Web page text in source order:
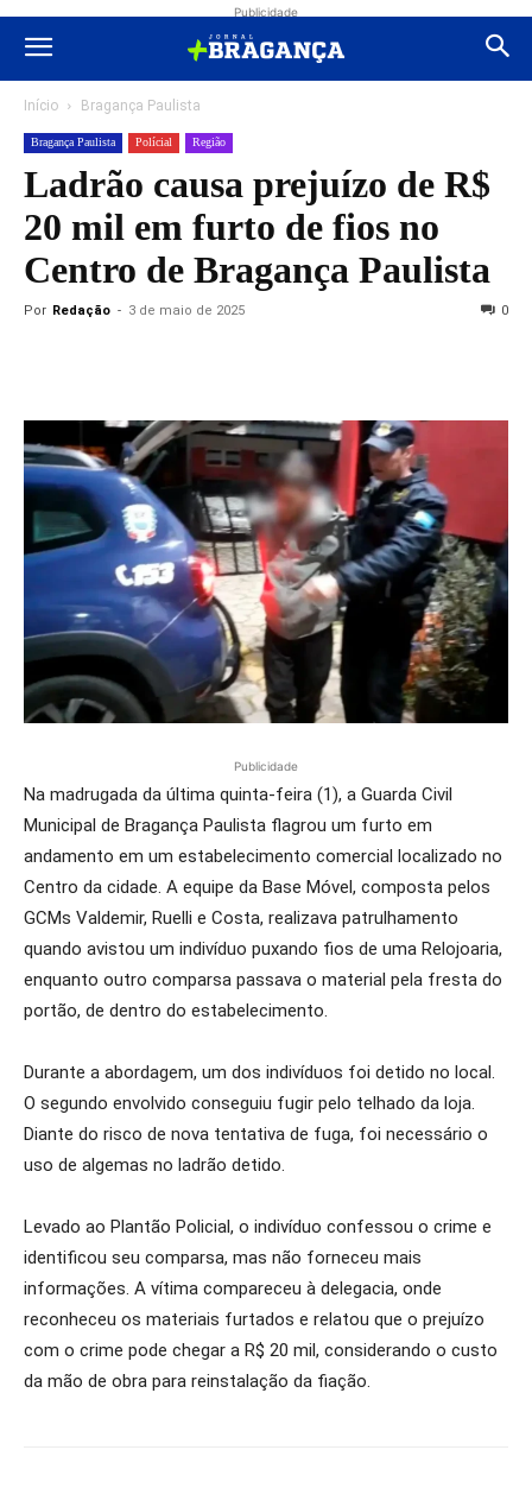
Publicidade
Início Bragança Paulista
Bragança Paulista Polícial Região
Ladrão causa prejuízo de R$
20 mil em furto de fios no
Centro de Bragança Paulista
Por Redação - 3 de maio de 2025 0
Publicidade
Na madrugada da última quinta-feira (1), a Guarda Civil
Municipal de Bragança Paulista flagrou um furto em
andamento em um estabelecimento comercial localizado no
Centro da cidade. A equipe da Base Móvel, composta pelos
GCMs Valdemir, Ruelli e Costa, realizava patrulhamento
quando avistou um indivíduo puxando fios de uma Relojoaria,
enquanto outro comparsa passava o material pela fresta do
portão, de dentro do estabelecimento.
Durante a abordagem, um dos indivíduos foi detido no local.
O segundo envolvido conseguiu fugir pelo telhado da loja.
Diante do risco de nova tentativa de fuga, foi necessário o
uso de algemas no ladrão detido.
Levado ao Plantão Policial, o indivíduo confessou o crime e
identificou seu comparsa, mas não forneceu mais
informações. A vítima compareceu à delegacia, onde
reconheceu os materiais furtados e relatou que o prejuízo
com o crime pode chegar a R$ 20 mil, considerando o custo
da mão de obra para reinstalação da fiação.